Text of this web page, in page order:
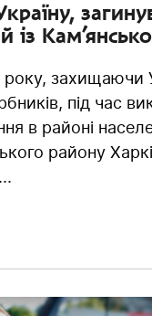
із
захищаючи
під час
в районі
району